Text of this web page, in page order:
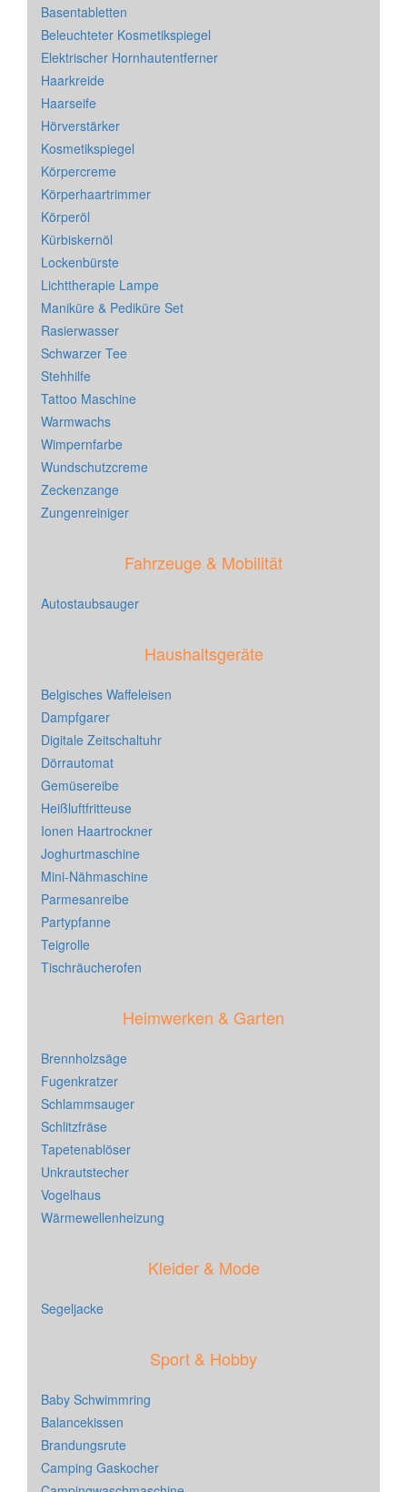
Basentabletten
Beleuchteter Kosmetikspiegel
Elektrischer Hornhautentferner
Haarkreide
Haarseife
Hörverstärker
Kosmetikspiegel
Körpercreme
Körperhaartrimmer
Körperöl
Kürbiskernöl
Lockenbürste
Lichttherapie Lampe
Maniküre & Pediküre Set
Rasierwasser
Schwarzer Tee
Stehhilfe
Tattoo Maschine
Warmwachs
Wimpernfarbe
Wundschutzcreme
Zeckenzange
Zungenreiniger
Fahrzeuge & Mobilität
Autostaubsauger
Haushaltsgeräte
Belgisches Waffeleisen
Dampfgarer
Digitale Zeitschaltuhr
Dörrautomat
Gemüsereibe
Heißluftfritteuse
Ionen Haartrockner
Joghurtmaschine
Mini-Nähmaschine
Parmesanreibe
Partypfanne
Teigrolle
Tischräucherofen
Heimwerken & Garten
Brennholzsäge
Fugenkratzer
Schlammsauger
Schlitzfräse
Tapetenablöser
Unkrautstecher
Vogelhaus
Wärmewellenheizung
Kleider & Mode
Segeljacke
Sport & Hobby
Baby Schwimmring
Balancekissen
Brandungsrute
Camping Gaskocher